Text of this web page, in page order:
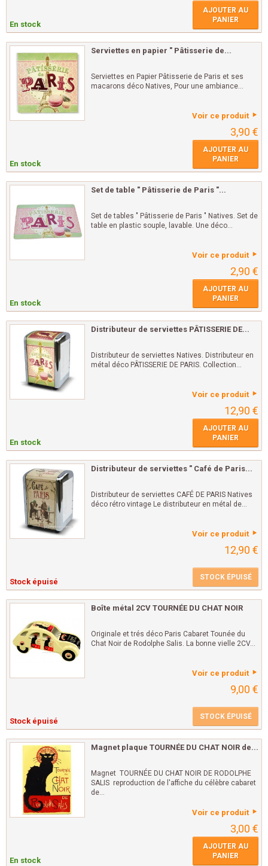
En stock
AJOUTER AU
PANIER
Serviettes en papier " Pâtisserie de...
Serviettes en Papier Pâtisserie de Paris et ses
macarons déco Natives, Pour une ambiance...
Voir ce produit
3,90 €
En stock
AJOUTER AU
PANIER
Set de table " Pâtisserie de Paris "...
Set de tables " Pâtisserie de Paris " Natives. Set de
table en plastic souple, lavable. Une déco...
Voir ce produit
2,90 €
En stock
AJOUTER AU
PANIER
Distributeur de serviettes PÂTISSERIE DE...
Distributeur de serviettes Natives. Distributeur en
métal déco PÂTISSERIE DE PARIS. Collection...
Voir ce produit
12,90 €
En stock
AJOUTER AU
PANIER
Distributeur de serviettes " Café de Paris...
Distributeur de serviettes CAFÉ DE PARIS Natives
déco rétro vintage Le distributeur en métal de...
Voir ce produit
12,90 €
Stock épuisé STOCK ÉPUISÉ
Boîte métal 2CV TOURNÉE DU CHAT NOIR
Originale et trés déco Paris Cabaret Tounée du
Chat Noir de Rodolphe Salis. La bonne vielle 2CV...
Voir ce produit
9,00 €
Stock épuisé STOCK ÉPUISÉ
Magnet plaque TOURNÉE DU CHAT NOIR de...
Magnet TOURNÉE DU CHAT NOIR DE RODOLPHE
SALIS reproduction de l'affiche du célèbre cabaret
de...
Voir ce produit
3,00 €
En stock
AJOUTER AU
PANIER